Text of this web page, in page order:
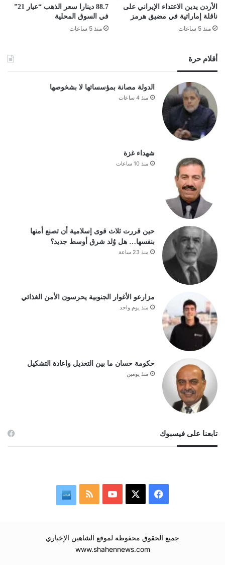
الأردن يدين الاعتداء الإيراني على
ناقلة إماراتية في مضيق هرمز
منذ 5 ساعات
88.7 دينارا سعر الذهب “عيار 21”
في السوق المحلية
منذ 5 ساعات
أقلام حرة
الدولة مصانة بمؤسساتها لا بشخوصها
منذ 4 ساعات
شهداء غزة
منذ 10 ساعات
حين قررت ثلاث قوى إسلامية أن تصنع أمنها
بنفسها… هل وُلد شرق أوسط جديد؟
منذ 23 ساعة
مزارعو الأغوار الجنوبية يحرسون الأمن الغذائي
منذ يوم واحد
حكومة حسان ما بين التعديل واعادة التشكيل
منذ يومين
تابعنا على فيسبوك
فيسبوك ‫YouTubeملخص
RSS
جميع الحقوق محفوظة لموقع الشاهين الإخباري
www.shahennews.com